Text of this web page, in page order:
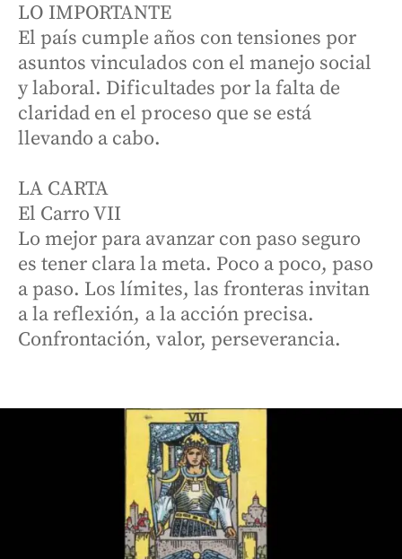
LO IMPORTANTE
El país cumple años con tensiones por
asuntos vinculados con el manejo social
y laboral. Dificultades por la falta de
claridad en el proceso que se está
llevando a cabo.
LA CARTA
El Carro VII
Lo mejor para avanzar con paso seguro
es tener clara la meta. Poco a poco, paso
a paso. Los límites, las fronteras invitan
a la reflexión, a la acción precisa.
Confrontación, valor, perseverancia.